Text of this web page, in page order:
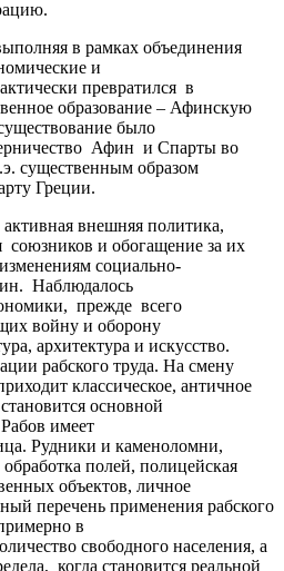
в рамках объединения
и
превратился в
образование – Афинскую
было
Афин и Спарты во
существенным образом
Греции.
внешняя политика,
союзников и обогащение за их
социально-
Наблюдалось
прежде всего
войну и оборону
архитектура и искусство.
рабского труда. На смену
классическое, античное
основной
имеет
Рудники и каменоломни,
полей, полицейская
объектов, личное
перечень применения рабского
в
свободного населения, а
когда становится реальной